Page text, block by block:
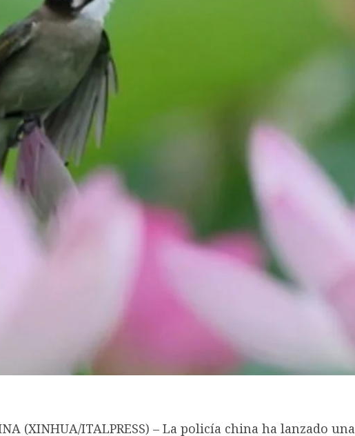
(XINHUA/ITALPRESS) – La policía china ha lanzado una